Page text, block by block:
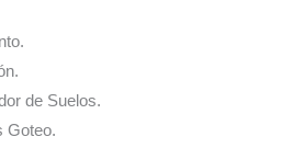
de Suelos.
Goteo.